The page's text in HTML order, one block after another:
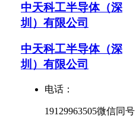
中天科工半导体（深
圳）有限公司
中天科工半导体（深
圳）有限公司
电话：
19129963505微信同号